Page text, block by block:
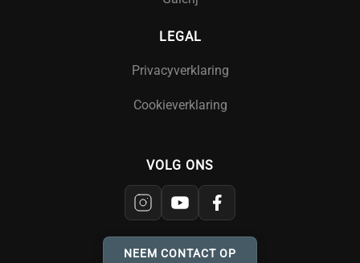
LEGAL
Privacyverklaring
Cookieverklaring
VOLG ONS
NEEM CONTACT OP